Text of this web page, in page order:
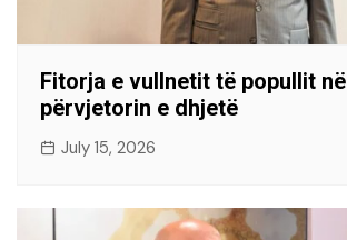
Fitorja e vullnetit të popullit në
përvjetorin e dhjetë
July 15, 2026